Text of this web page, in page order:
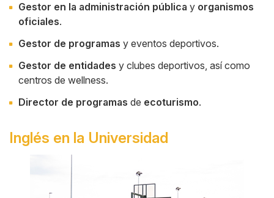
Gestor en la administración pública y organismos
oficiales.
Gestor de programas y eventos deportivos.
Gestor de entidades y clubes deportivos, así como
centros de wellness.
Director de programas de ecoturismo.
Inglés en la Universidad